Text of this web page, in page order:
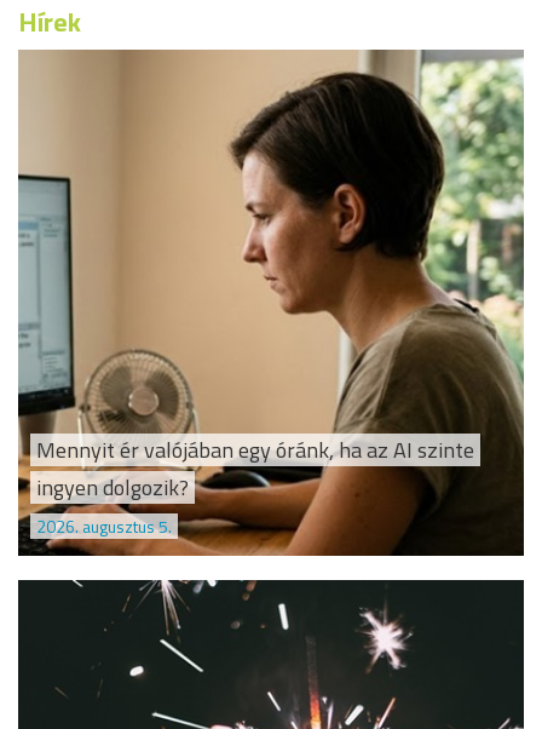
Hírek
Mennyit ér valójában egy óránk, ha az AI szinte
ingyen dolgozik?
2026. augusztus 5.